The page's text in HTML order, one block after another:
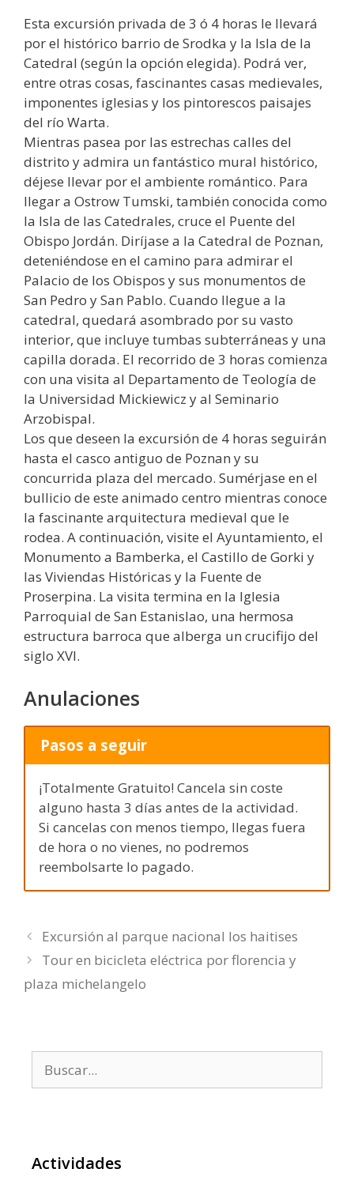
Esta excursión privada de 3 ó 4 horas le llevará
por el histórico barrio de Srodka y la Isla de la
Catedral (según la opción elegida). Podrá ver,
entre otras cosas, fascinantes casas medievales,
imponentes iglesias y los pintorescos paisajes
del río Warta.
Mientras pasea por las estrechas calles del
distrito y admira un fantástico mural histórico,
déjese llevar por el ambiente romántico. Para
llegar a Ostrow Tumski, también conocida como
la Isla de las Catedrales, cruce el Puente del
Obispo Jordán. Diríjase a la Catedral de Poznan,
deteniéndose en el camino para admirar el
Palacio de los Obispos y sus monumentos de
San Pedro y San Pablo. Cuando llegue a la
catedral, quedará asombrado por su vasto
interior, que incluye tumbas subterráneas y una
capilla dorada. El recorrido de 3 horas comienza
con una visita al Departamento de Teología de
la Universidad Mickiewicz y al Seminario
Arzobispal.
Los que deseen la excursión de 4 horas seguirán
hasta el casco antiguo de Poznan y su
concurrida plaza del mercado. Sumérjase en el
bullicio de este animado centro mientras conoce
la fascinante arquitectura medieval que le
rodea. A continuación, visite el Ayuntamiento, el
Monumento a Bamberka, el Castillo de Gorki y
las Viviendas Históricas y la Fuente de
Proserpina. La visita termina en la Iglesia
Parroquial de San Estanislao, una hermosa
estructura barroca que alberga un crucifijo del
siglo XVI.
Anulaciones
Pasos a seguir
¡Totalmente Gratuito! Cancela sin coste
alguno hasta 3 días antes de la actividad.
Si cancelas con menos tiempo, llegas fuera
de hora o no vienes, no podremos
reembolsarte lo pagado.
Excursión al parque nacional los haitises
Tour en bicicleta eléctrica por florencia y
plaza michelangelo
Actividades